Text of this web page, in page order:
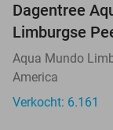
Dagentree
Limburgse
Aqua Mundo
America
Verkocht: 6.161